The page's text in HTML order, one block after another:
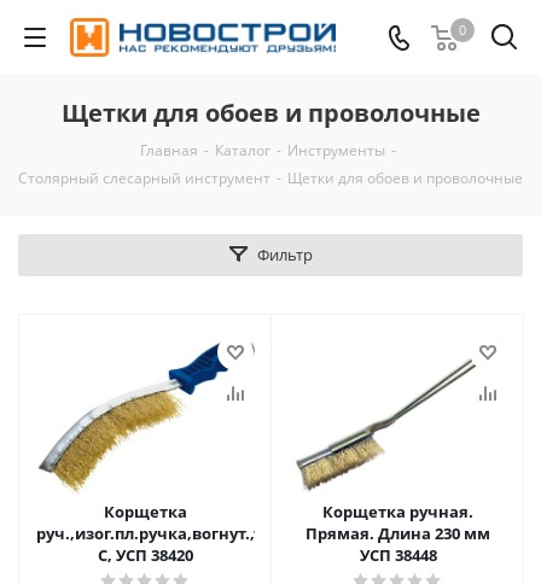
0
Щетки для обоев и проволочные
Главная - Каталог - Инструменты -
Столярный слесарный инструмент - Щетки для обоев и проволочные
Фильтр
Корщетка
руч.,изог.пл.ручка,вогнут.,тип
С, УСП 38420
Корщетка ручная.
Прямая. Длина 230 мм
УСП 38448